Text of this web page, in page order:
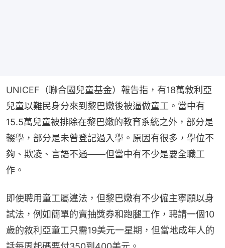
UNICEF（聯合國兒童基金）報告指，有18萬敘利亞
兒童以難民身分來到黎巴嫩後被逼做童工。當中有
15.5萬兒童被排除在黎巴嫩的教育系統之外，部分是
輟學，部分是未曾登記過入學。原因有很多，學位不
夠、欺凌、言語不通——但當中有不少是要全職工
作。
即使聘用童工屬違法，但黎巴嫩有不少僱主寧願以身
試法，例如簡單的賣抽獎券和跑腿工作，聘請一個10
歲的敘利亞童工只需19美元一星期，但當地成年人的